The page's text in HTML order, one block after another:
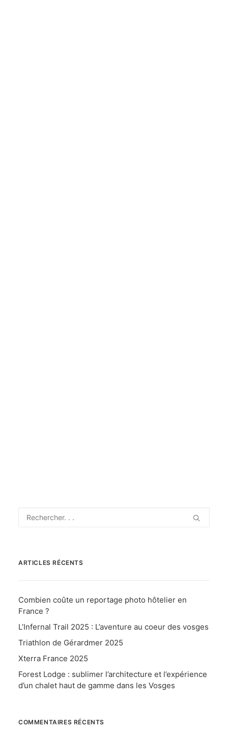
ARTICLES RÉCENTS
Combien coûte un reportage photo hôtelier en
France ?
L’Infernal Trail 2025 : L’aventure au coeur des vosges
Triathlon de Gérardmer 2025
Xterra France 2025
Forest Lodge : sublimer l’architecture et l’expérience
d’un chalet haut de gamme dans les Vosges
COMMENTAIRES RÉCENTS